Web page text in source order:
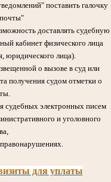
поставить галочку
доставлять судебную
кабинет физического лица
юридического лица).
о вызове в суд или
получения судом отметки о
судебных электронных писем
и уголовного
для уплаты